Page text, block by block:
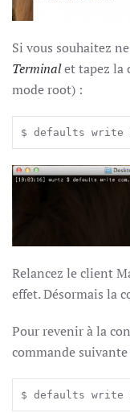
Si vous souhaitez
Terminalet tapez la
mode root) :
$ defaults write
Relancez le client
effet. Désormais la
Pour revenir à la
commande suivante
$ defaults write